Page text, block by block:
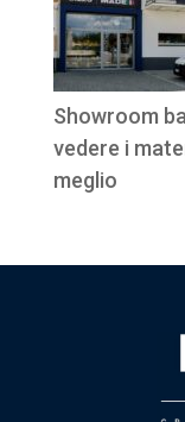
Showroom
vedere i
meglio